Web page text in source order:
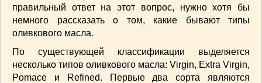
ПОСТНЫЕ БЛЮДА(52)
САЛАТИКИ(132)
Мясные(33)
Овощные(52)
Рыбные(18)
правильный ответ на этот вопрос, нужно хотя бы
немного рассказать о том, какие бывают типы
оливкового масла.
По существующей классификации выделяется
несколько типов оливкового масла: Virgin, Extra Virgin,
Pomace и Refined. Первые два сорта являются